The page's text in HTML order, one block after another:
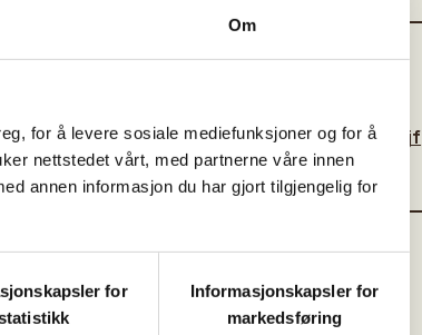
Om
for å levere sosiale mediefunksjoner og for å
nettstedet vårt, med partnerne våre innen
annen informasjon du har gjort tilgjengelig for
for
Informasjonskapsler for
markedsføring
Kontaktperson
janne.kristin.aavik@njf
l.no